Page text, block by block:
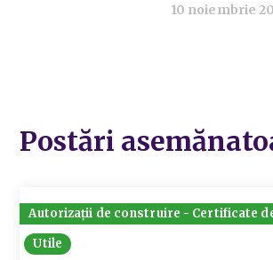
10 noiembrie
Postări
Autorizații de construire - Certificate
Utile